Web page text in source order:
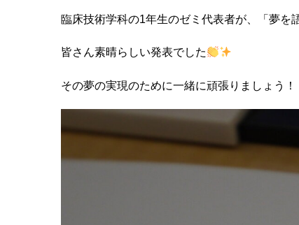
臨床技術学科の1年生のゼミ代表者が、「夢を
皆さん素晴らしい発表でした
その夢の実現のために一緒に頑張りましょう！